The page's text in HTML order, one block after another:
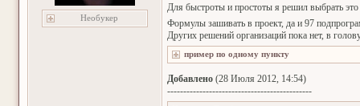
Необукер
Для быстроты и простоты я решил выбрать
Формулы зашивать в проект, да и 97
Других решений организаций пока нет, в
Добавлено (28 Июля 2012, 14:54)
---------------------------------------------